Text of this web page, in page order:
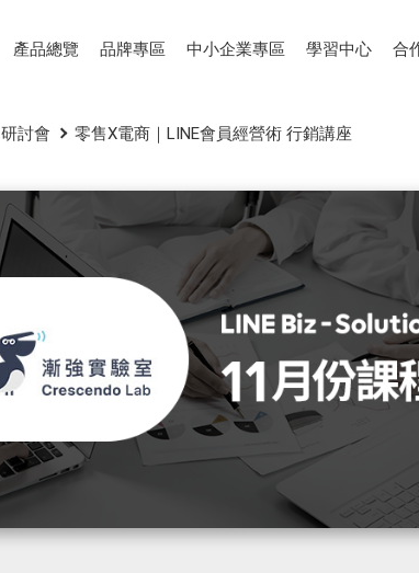
產品總覽 品牌專區 中小企業專區 學習中心 合
研討會 零售X電商｜LINE會員經營術 行銷講座